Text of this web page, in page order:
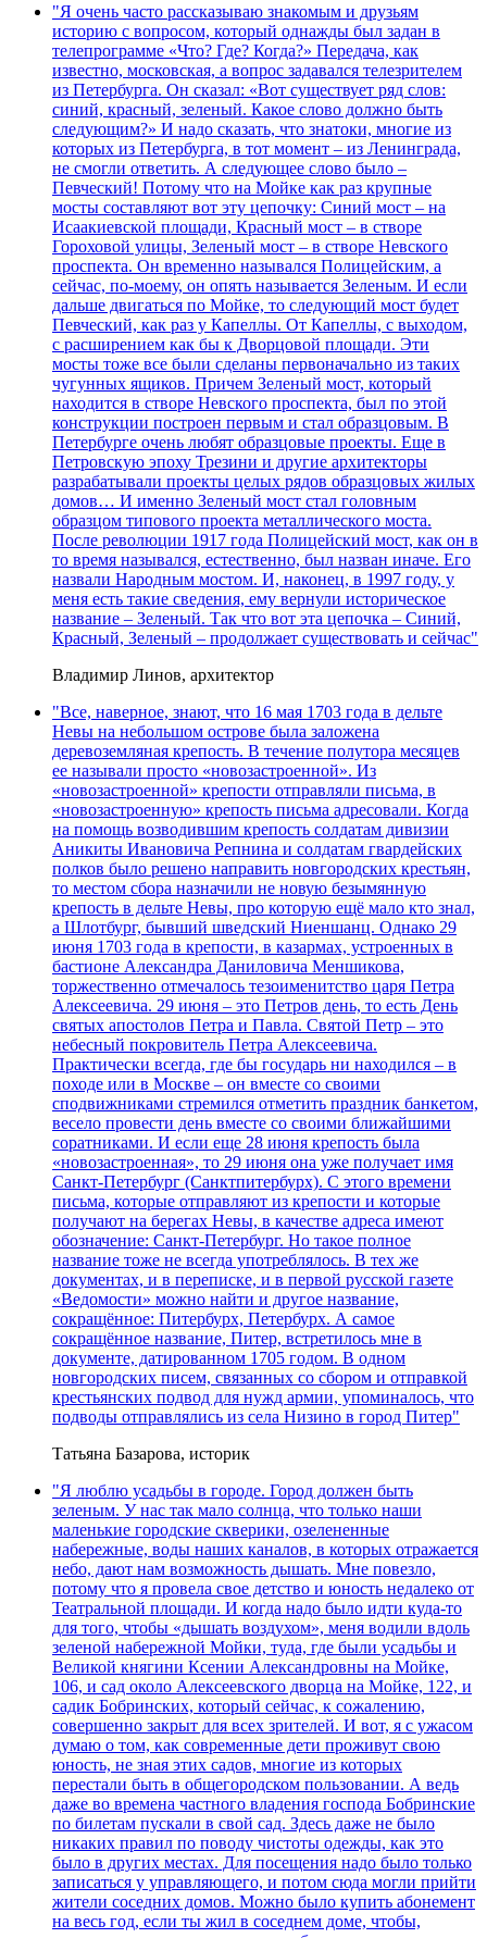
"Я очень часто рассказываю знакомым и друзьям
историю с вопросом, который однажды был задан в
телепрограмме «Что? Где? Когда?» Передача, как
известно, московская, а вопрос задавался телезрителем
из Петербурга. Он сказал: «Вот существует ряд слов:
синий, красный, зеленый. Какое слово должно быть
следующим?» И надо сказать, что знатоки, многие из
которых из Петербурга, в тот момент – из Ленинграда,
не смогли ответить. А следующее слово было –
Певческий! Потому что на Мойке как раз крупные
мосты составляют вот эту цепочку: Синий мост – на
Исаакиевской площади, Красный мост – в створе
Гороховой улицы, Зеленый мост – в створе Невского
проспекта. Он временно назывался Полицейским, а
сейчас, по-моему, он опять называется Зеленым. И если
дальше двигаться по Мойке, то следующий мост будет
Певческий, как раз у Капеллы. От Капеллы, с выходом,
с расширением как бы к Дворцовой площади. Эти
мосты тоже все были сделаны первоначально из таких
чугунных ящиков. Причем Зеленый мост, который
находится в створе Невского проспекта, был по этой
конструкции построен первым и стал образцовым. В
Петербурге очень любят образцовые проекты. Еще в
Петровскую эпоху Трезини и другие архитекторы
разрабатывали проекты целых рядов образцовых жилых
домов… И именно Зеленый мост стал головным
образцом типового проекта металлического моста.
После революции 1917 года Полицейский мост, как он в
то время назывался, естественно, был назван иначе. Его
назвали Народным мостом. И, наконец, в 1997 году, у
меня есть такие сведения, ему вернули историческое
название – Зеленый. Так что вот эта цепочка – Синий,
Красный, Зеленый – продолжает существовать и сейчас"
Владимир Линов, архитектор
"Все, наверное, знают, что 16 мая 1703 года в дельте
Невы на небольшом острове была заложена
деревоземляная крепость. В течение полутора месяцев
ее называли просто «новозастроенной». Из
«новозастроенной» крепости отправляли письма, в
«новозастроенную» крепость письма адресовали. Когда
на помощь возводившим крепость солдатам дивизии
Аникиты Ивановича Репнина и солдатам гвардейских
полков было решено направить новгородских крестьян,
то местом сбора назначили не новую безымянную
крепость в дельте Невы, про которую ещё мало кто знал,
а Шлотбург, бывший шведский Ниеншанц. Однако 29
июня 1703 года в крепости, в казармах, устроенных в
бастионе Александра Даниловича Меншикова,
торжественно отмечалось тезоименитство царя Петра
Алексеевича. 29 июня – это Петров день, то есть День
святых апостолов Петра и Павла. Святой Петр – это
небесный покровитель Петра Алексеевича.
Практически всегда, где бы государь ни находился – в
походе или в Москве – он вместе со своими
сподвижниками стремился отметить праздник банкетом,
весело провести день вместе со своими ближайшими
соратниками. И если еще 28 июня крепость была
«новозастроенная», то 29 июня она уже получает имя
Санкт-Петербург (Санктпитербурх). С этого времени
письма, которые отправляют из крепости и которые
получают на берегах Невы, в качестве адреса имеют
обозначение: Санкт-Петербург. Но такое полное
название тоже не всегда употреблялось. В тех же
документах, и в переписке, и в первой русской газете
«Ведомости» можно найти и другое название,
сокращённое: Питербурх, Петербурх. А самое
сокращённое название, Питер, встретилось мне в
документе, датированном 1705 годом. В одном
новгородских писем, связанных со сбором и отправкой
крестьянских подвод для нужд армии, упоминалось, что
подводы отправлялись из села Низино в город Питер"
Татьяна Базарова, историк
"Я люблю усадьбы в городе. Город должен быть
зеленым. У нас так мало солнца, что только наши
маленькие городские скверики, озелененные
набережные, воды наших каналов, в которых отражается
небо, дают нам возможность дышать. Мне повезло,
потому что я провела свое детство и юность недалеко от
Театральной площади. И когда надо было идти куда-то
для того, чтобы «дышать воздухом», меня водили вдоль
зеленой набережной Мойки, туда, где были усадьбы и
Великой княгини Ксении Александровны на Мойке,
106, и сад около Алексеевского дворца на Мойке, 122, и
садик Бобринских, который сейчас, к сожалению,
совершенно закрыт для всех зрителей. И вот, я с ужасом
думаю о том, как современные дети проживут свою
юность, не зная этих садов, многие из которых
перестали быть в общегородском пользовании. А ведь
даже во времена частного владения господа Бобринские
по билетам пускали в свой сад. Здесь даже не было
никаких правил по поводу чистоты одежды, как это
было в других местах. Для посещения надо было только
записаться у управляющего, и потом сюда могли прийти
жители соседних домов. Можно было купить абонемент
на весь год, если ты жил в соседнем доме, чтобы,